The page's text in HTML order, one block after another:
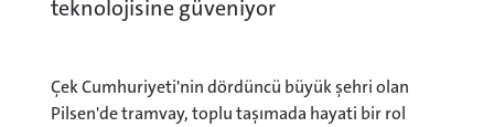
teknolojisine güveniyor
Çek Cumhuriyeti'nin dördüncü büyük şehri olan
Pilsen'de tramvay, toplu taşımada hayati bir rol